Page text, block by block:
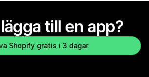
till en app?
Shopify gratis i 3 dagar